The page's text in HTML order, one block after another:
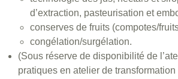
d’extraction, pasteurisation et
conserves de fruits (compotes/
congélation/surgélation.
(Sous réserve de disponibilité de
pratiques en atelier de